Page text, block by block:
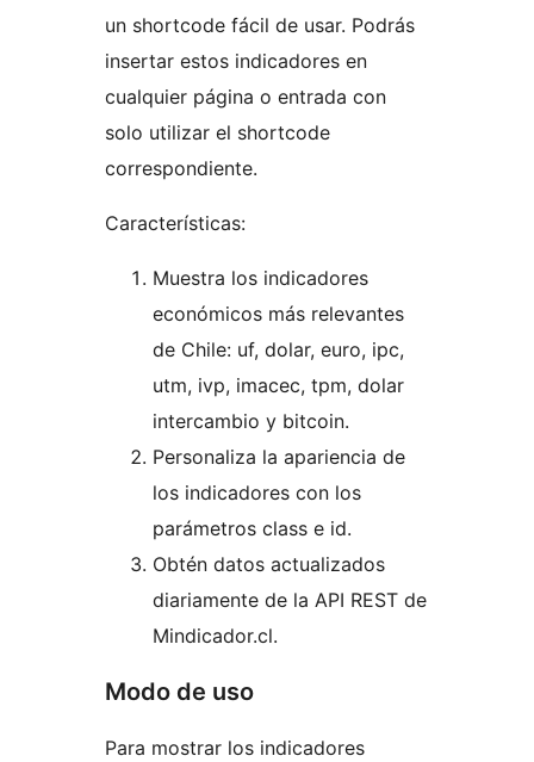
un shortcode fácil de usar. Podrás
insertar estos indicadores en
cualquier página o entrada con
solo utilizar el shortcode
correspondiente.
Características:
Muestra los indicadores
económicos más relevantes
de Chile: uf, dolar, euro, ipc,
utm, ivp, imacec, tpm, dolar
intercambio y bitcoin.
Personaliza la apariencia de
los indicadores con los
parámetros class e id.
Obtén datos actualizados
diariamente de la API REST de
Mindicador.cl.
Modo de uso
Para mostrar los indicadores